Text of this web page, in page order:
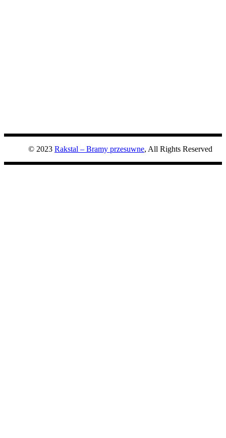
© 2023 Rakstal – Bramy przesuwne, All Rights Reserved